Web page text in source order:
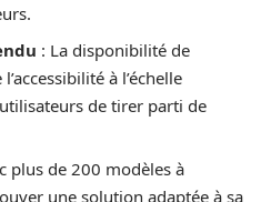
: La disponibilité de
à l’échelle
de tirer parti de
plus de 200 modèles à
une solution adaptée à sa